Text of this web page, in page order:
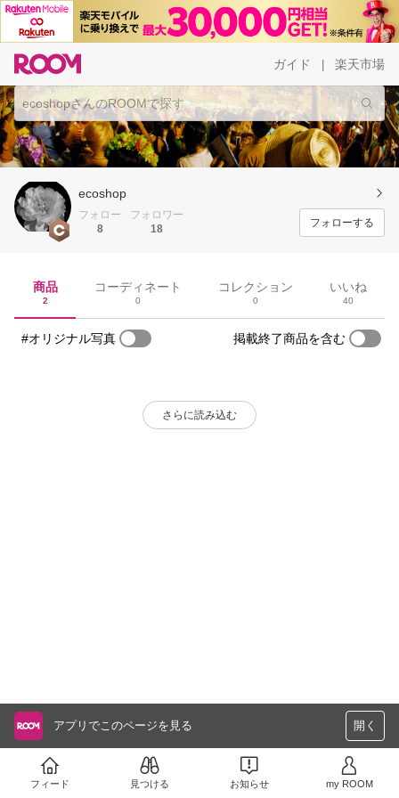
ガイド 楽天市場
ecoshop
フォロー
8
フォロワー
18
フォローする
商品
2
コーディネート
0
コレクション
0
いいね
40
#オリジナル写真 掲載終了商品を含む
さらに読み込む
アプリでこのページを見る 開く
フィード 見つける お知らせ my ROOM